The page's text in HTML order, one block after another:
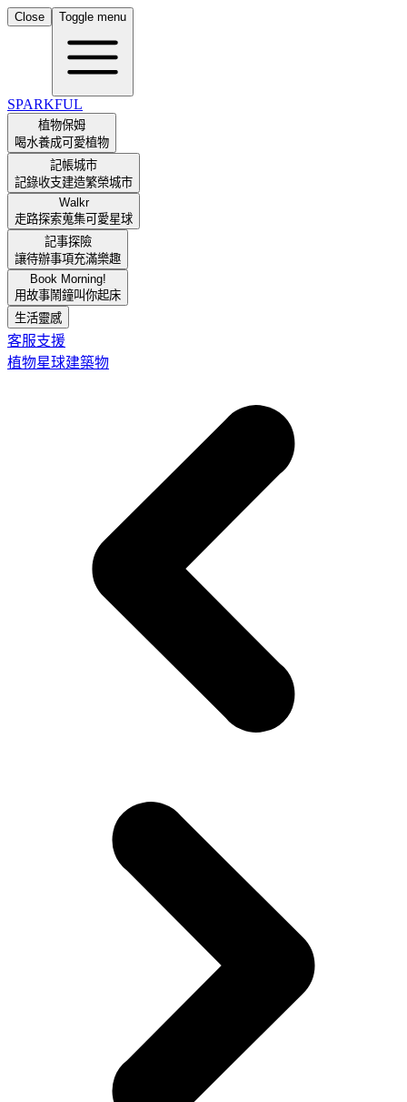
Close Toggle menu
SPARKFUL
植物保姆
喝水養成可愛植物
記帳城市
記錄收支建造繁榮城市
Walkr
走路探索蒐集可愛星球
記事探險
讓待辦事項充滿樂趣
Book Morning!
用故事鬧鐘叫你起床
生活靈感
客服支援
植物星球建築物